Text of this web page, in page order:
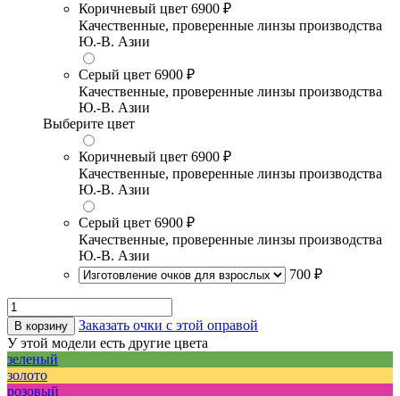
Коричневый цвет 6900 ₽
Качественные, проверенные линзы производства
Ю.-В. Азии
Серый цвет 6900 ₽
Качественные, проверенные линзы производства
Ю.-В. Азии
Выберите цвет
Коричневый цвет 6900 ₽
Качественные, проверенные линзы производства
Ю.-В. Азии
Серый цвет 6900 ₽
Качественные, проверенные линзы производства
Ю.-В. Азии
700 ₽
В корзину
Заказать очки с этой оправой
У этой модели есть другие цвета
зеленый
золото
розовый